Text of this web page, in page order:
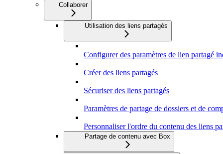
Collaborer
Utilisation des liens partagés
Configurer des paramètres de lien partagé
Créer des liens partagés
Sécuriser des liens partagés
Paramètres de partage de dossiers et de
Personnaliser l'ordre du contenu des liens
Partage de contenu avec Box